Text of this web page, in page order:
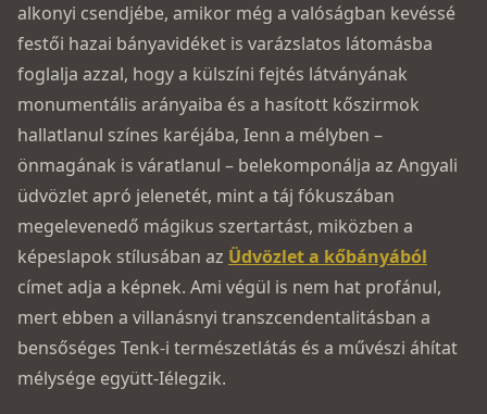
alkonyi csendjébe, amikor még a valóságban kevéssé
festői hazai bányavidéket is varázslatos látomásba
foglalja azzal, hogy a külszíni fejtés látványának
monumentális arányaiba és a hasított kőszirmok
hallatlanul színes karéjába, Ienn a mélyben –
önmagának is váratlanul – ­belekomponálja az Angyali
üdvözlet apró jelenetét, mint a táj fókuszában
megelevenedő mágikus szertartást, miközben a
képeslapok stílusában az Üdvözlet a kőbányából
címet adja a képnek. Ami végül is nem hat profánul,
mert ebben a villanásnyi transzcendentalitásban a
bensőséges Tenk-i természetlátás és a művészi áhítat
mélysége együtt-Iélegzik.